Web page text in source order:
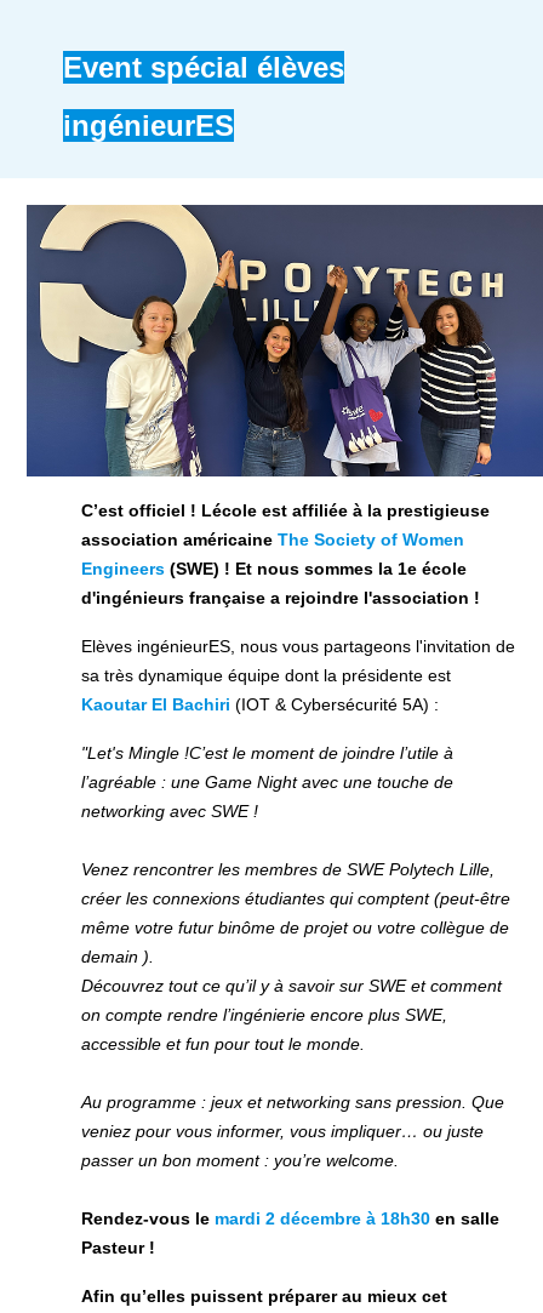
Event spécial élèves
ingénieurES
C’est officiel ! Lécole est affiliée à la prestigieuse
association américaine The Society of Women
Engineers(SWE) ! Et nous sommes la 1e école
d'ingénieurs française a rejoindre l'association !
Elèves ingénieurES, nous vous partageons l'invitation de
sa très dynamique équipe dont la présidente est
Kaoutar El Bachiri (IOT & Cybersécurité 5A) :
"Let's Mingle !C’est le moment de joindre l’utile à
l’agréable : une Game Night avec une touche de
networking avec SWE !
Venez rencontrer les membres de SWE Polytech Lille,
créer les connexions étudiantes qui comptent (peut-être
même votre futur binôme de projet ou votre collègue de
demain ).
Découvrez tout ce qu’il y à savoir sur SWE et comment
on compte rendre l’ingénierie encore plus SWE,
accessible et fun pour tout le monde.
Au programme : jeux et networking sans pression. Que
veniez pour vous informer, vous impliquer… ou juste
passer un bon moment : you’re welcome.
Rendez-vous le mardi 2 décembre à 18h30 en salle
Pasteur !
Afin qu’elles puissent préparer au mieux cet